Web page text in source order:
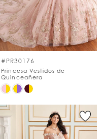
#PR30176
Princesa Vestidos de
Quinceañera
Skip
List
#41d1015ed6